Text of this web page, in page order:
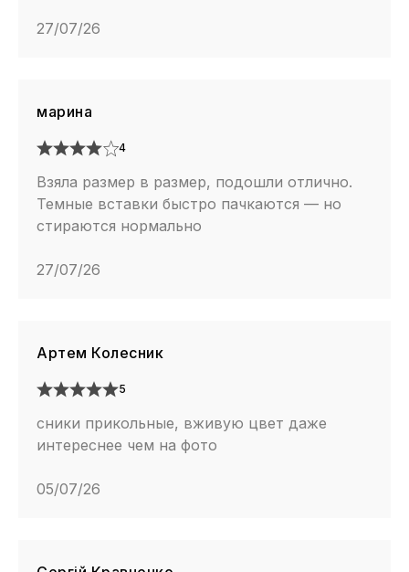
27/07/26
марина
4
Взяла размер в размер, подошли отлично.
Темные вставки быстро пачкаются — но
стираются нормально
27/07/26
Артем Колесник
5
сники прикольные, вживую цвет даже
интереснее чем на фото
05/07/26